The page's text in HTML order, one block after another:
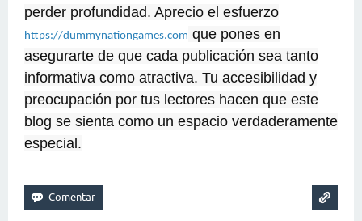
perder profundidad. Aprecio el esfuerzo
https://dummynationgames.com que pones en
asegurarte de que cada publicación sea tanto
informativa como atractiva. Tu accesibilidad y
preocupación por tus lectores hacen que este
blog se sienta como un espacio verdaderamente
especial.